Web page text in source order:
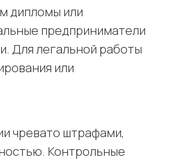
дипломы или
предприниматели
Для легальной работы
или
чревато штрафами,
Контрольные